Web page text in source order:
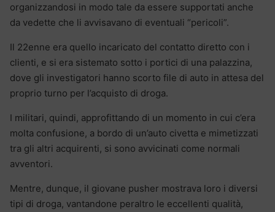
organizzandosi in modo tale da essere supportati anche
da vedette che li avvisavano di eventuali “pericoli”.
Il 22enne era quello incaricato del contatto diretto con i
clienti, e si era sistemato sotto i portici di una palazzina,
dove gli investigatori hanno scorto file di auto in attesa del
proprio turno per l’acquisto di droga.
I militari, quindi, approfittando di un momento in cui c’era
molta confusione, a bordo di un’auto civetta e mimetizzati
tra gli altri acquirenti, si sono avvicinati come normali
avventori.
Mentre, dunque, il giovane pusher mostrava loro i diversi
tipi di droga, vantandone peraltro le eccellenti qualità,